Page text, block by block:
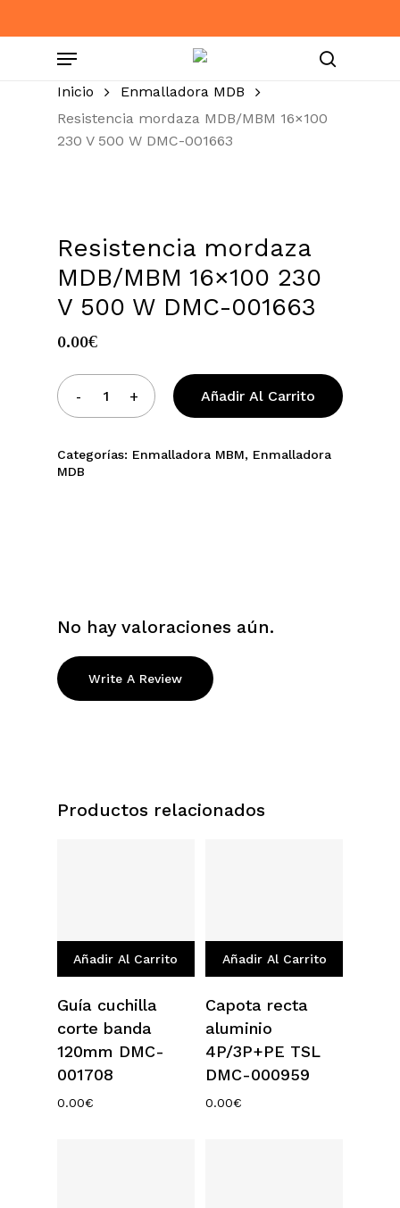
to
Menu
Inicio
Enmalladora MDB
Resistencia mordaza MDB/MBM 16×100
230 V 500 W DMC-001663
Resistencia mordaza
MDB/MBM 16×100 230
V 500 W DMC-001663
0.00€
Añadir Al Carrito
Categorías: Enmalladora MBM, Enmalladora
MDB
No hay valoraciones aún.
Write A Review
Productos relacionados
Añadir Al Carrito
Guía cuchilla
corte banda
120mm DMC-
001708
0.00€
Añadir Al Carrito
Capota recta
aluminio
4P/3P+PE TSL
DMC-000959
0.00€